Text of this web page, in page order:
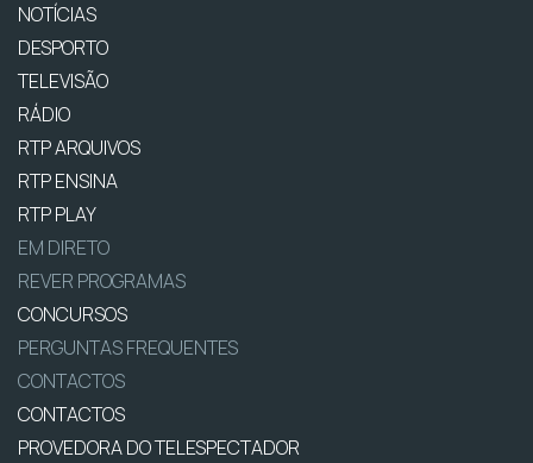
NOTÍCIAS
DESPORTO
TELEVISÃO
RÁDIO
RTP ARQUIVOS
RTP ENSINA
RTP PLAY
EM DIRETO
REVER PROGRAMAS
CONCURSOS
PERGUNTAS FREQUENTES
CONTACTOS
CONTACTOS
PROVEDORA DO TELESPECTADOR